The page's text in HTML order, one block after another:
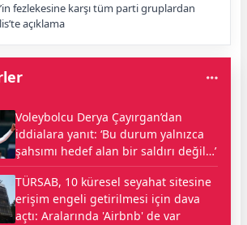
fezlekesine karşı tüm parti gruplardan
açıklama
Voleybolcu Derya Çayırgan’dan
iddialara yanıt: ‘Bu durum yalnızca
şahsımı hedef alan bir saldırı değil…’
TÜRSAB, 10 küresel seyahat sitesine
erişim engeli getirilmesi için dava
açtı: Aralarında 'Airbnb' de var